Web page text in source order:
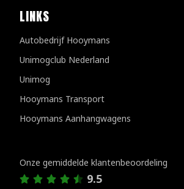
LINKS
Autobedrijf Hooymans
Unimogclub Nederland
Unimog
Hooymans Transport
Hooymans Aanhangwagens
Onze gemiddelde klantenbeoordeling
9.5